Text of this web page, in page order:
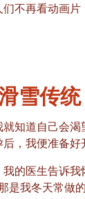
不再看动画
雪传统
知道自己会
，我便准备好
的医生告诉我
是我冬天常做